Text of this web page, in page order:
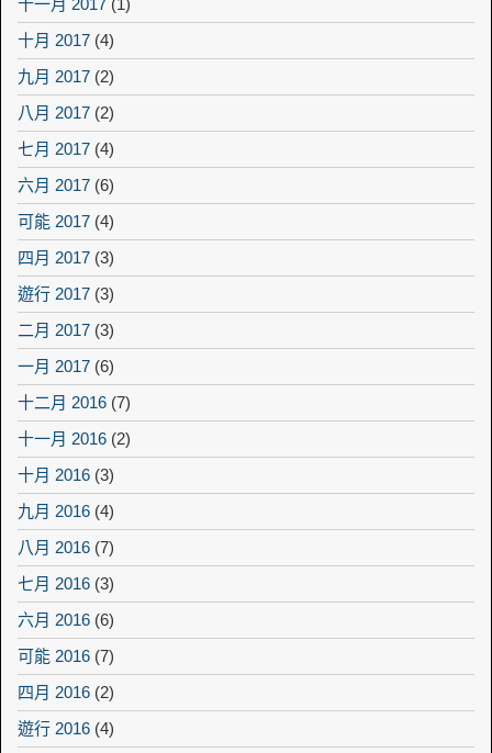
十月 2017 (4)
九月 2017 (2)
八月 2017 (2)
七月 2017 (4)
六月 2017 (6)
可能 2017 (4)
四月 2017 (3)
遊行 2017 (3)
二月 2017 (3)
一月 2017 (6)
十二月 2016 (7)
十一月 2016 (2)
十月 2016 (3)
九月 2016 (4)
八月 2016 (7)
七月 2016 (3)
六月 2016 (6)
可能 2016 (7)
四月 2016 (2)
遊行 2016 (4)